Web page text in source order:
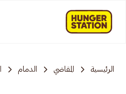
الرئيسية المقاضي الدمام